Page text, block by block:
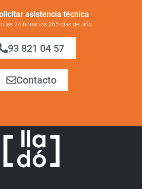
asistencia técnica
las 24 horas los 365 días del año
93 821 04 57
Contacto